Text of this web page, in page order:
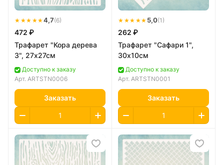
★★★★★4,7(6)
472 ₽
Трафарет "Кора дерева
3", 27х27см
Доступно к заказу
Арт. ARTSTN0006
Заказать
★★★★★ 5,0(1)
262 ₽
Трафарет "Сафари 1",
30х10см
Доступно к заказу
Арт. ARTSTN0001
Заказать